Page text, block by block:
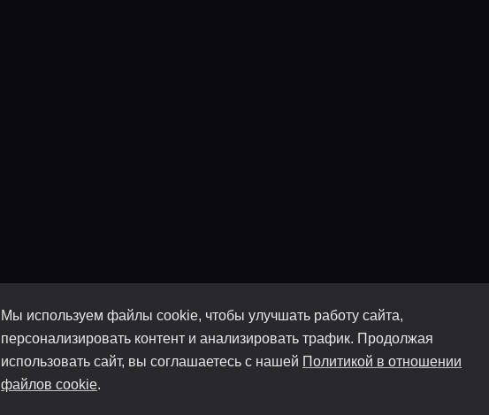
Мы используем файлы cookie, чтобы улучшать работу сайта,
персонализировать контент и анализировать трафик. Продолжая
использовать сайт, вы соглашаетесь с нашей Политикой в отношении
файлов cookie.